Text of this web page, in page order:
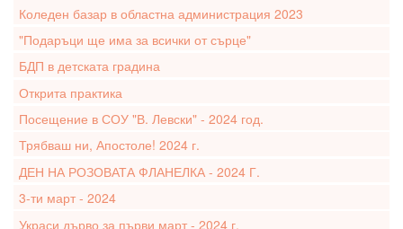
Коледен базар в областна администрация 2023
"Подаръци ще има за всички от сърце"
БДП в детската градина
Открита практика
Посещение в СОУ "В. Левски" - 2024 год.
Трябваш ни, Апостоле! 2024 г.
ДЕН НА РОЗОВАТА ФЛАНЕЛКА - 2024 Г.
3-ти март - 2024
Украси дърво за първи март - 2024 г.